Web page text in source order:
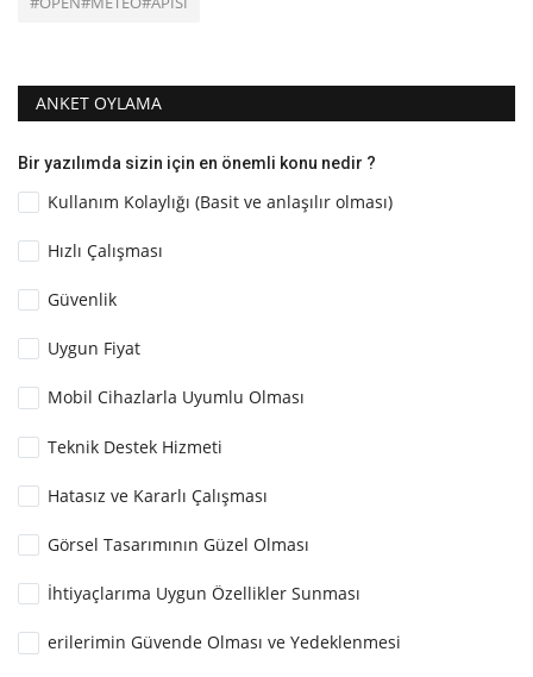
ANKET OYLAMA
Bir yazılımda sizin için en önemli konu nedir ?
Kullanım Kolaylığı (Basit ve anlaşılır olması)
Hızlı Çalışması
Güvenlik
Uygun Fiyat
Mobil Cihazlarla Uyumlu Olması
Teknik Destek Hizmeti
Hatasız ve Kararlı Çalışması
Görsel Tasarımının Güzel Olması
İhtiyaçlarıma Uygun Özellikler Sunması
erilerimin Güvende Olması ve Yedeklenmesi